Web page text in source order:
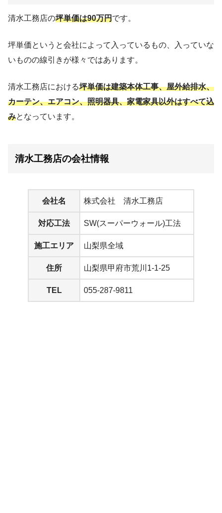
清水工務店の坪単価は90万円です。
坪単価というと会社によって入っているもの、入っていな
いものの線引きが様々ではあります。
清水工務店における坪単価は建築本体工事、屋外給排水、
カーテン、エアコン、照明器具、家電家具以外はすべて込
みとなっています。
清水工務店の会社情報
会社名 株式会社 清水工務店
対応工法 SW(スーパーウォール)工法
施工エリア 山梨県全域
住所 山梨県甲府市荒川1-1-25
TEL 055-287-9811